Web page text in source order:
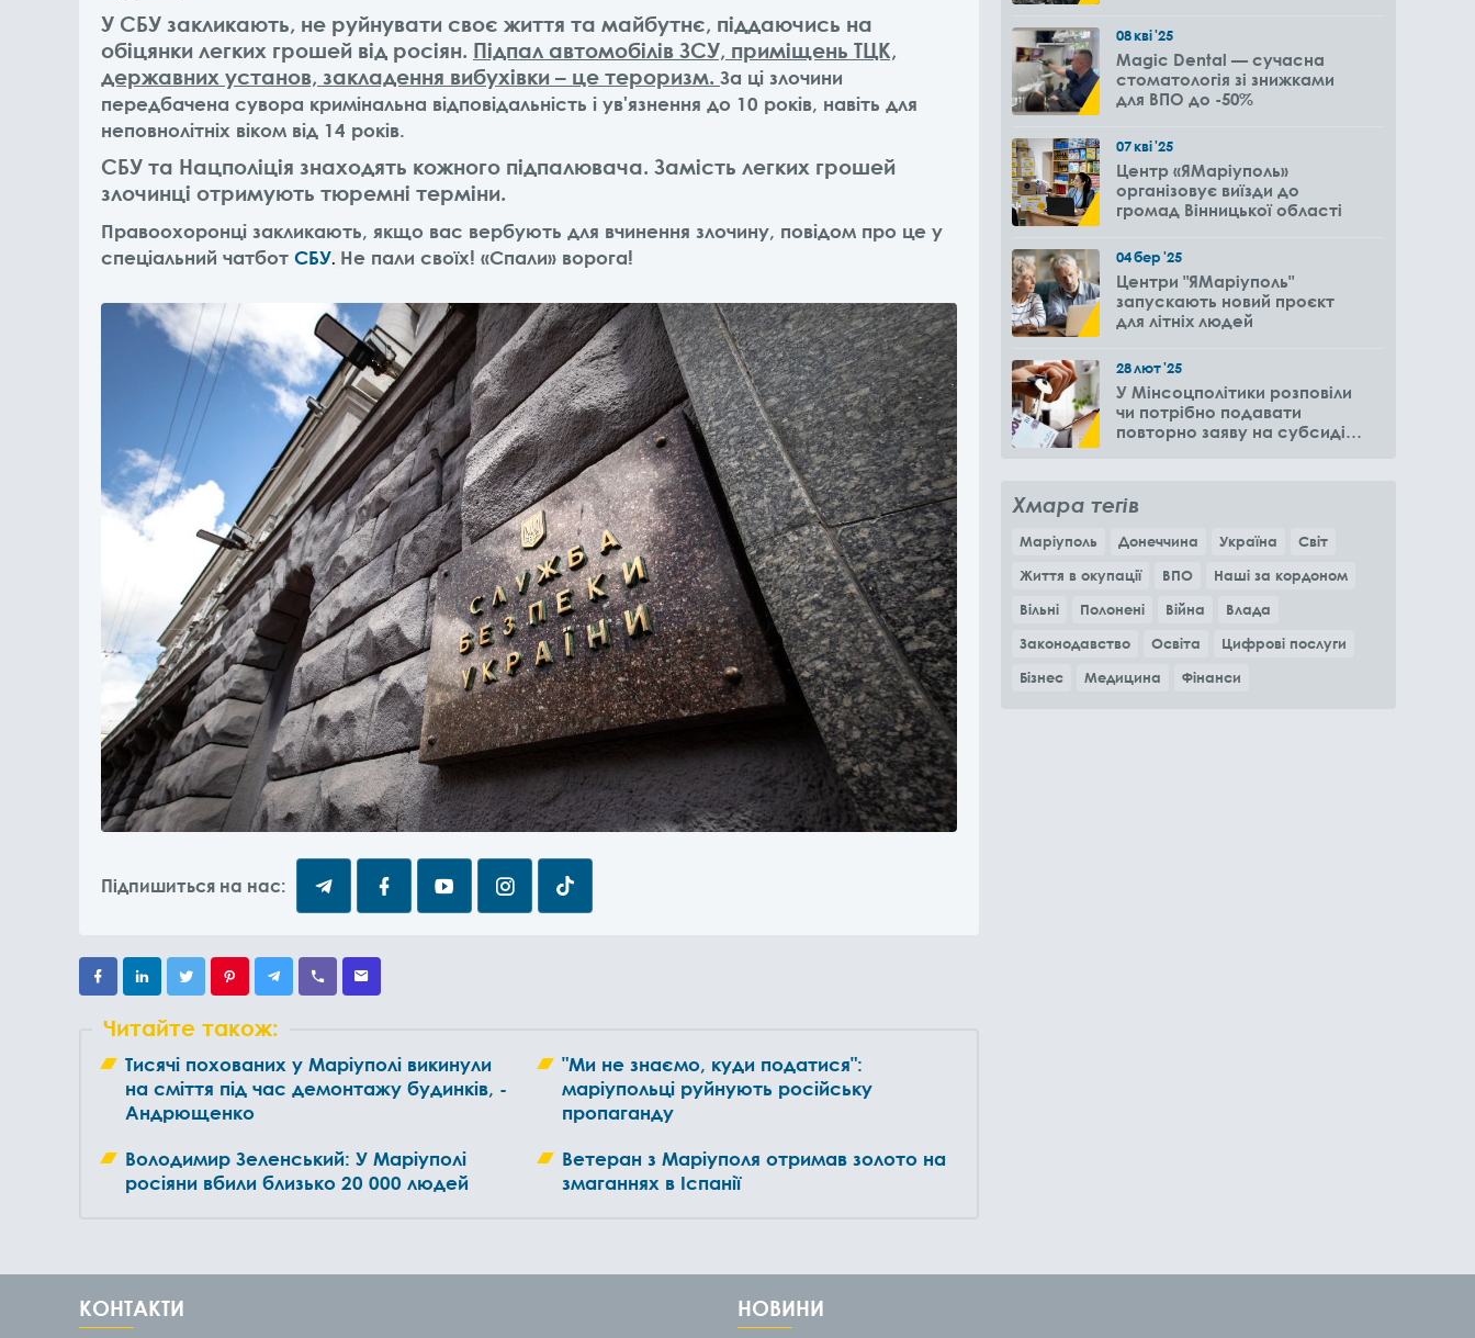
У СБУ закликають, не руйнувати своє життя та майбутнє, піддаючись на
обіцянки легких грошей від росіян. Підпал автомобілів ЗСУ, приміщень ТЦК,
державних установ, закладення вибухівки – це тероризм. За ці злочини
передбачена сувора кримінальна відповідальність і ув'язнення до 10 років, навіть для
неповнолітніх віком від 14 років.
СБУ та Нацполіція знаходять кожного підпалювача. Замість легких грошей
злочинці отримують тюремні терміни.
Правоохоронці закликають, якщо вас вербують для вчинення злочину, повідом про це у
спеціальний чатбот СБУ. Не пали своїх! «Спали» ворога!
Підпишиться на нас:
Читайте також:
Тисячі похованих у Маріуполі викинули
на сміття під час демонтажу будинків, -
Андрющенко
"Ми не знаємо, куди податися":
маріупольці руйнують російську
пропаганду
Володимир Зеленський: У Маріуполі
росіяни вбили близько 20 000 людей
Ветеран з Маріуполя отримав золото на
змаганнях в Іспанії
08кві'25
Magic Dental — сучасна
стоматологія зі знижками
для ВПО до -50%
07кві'25
Центр «ЯМаріуполь»
організовує виїзди до
громад Вінницької області
04бер'25
Центри "ЯМаріуполь"
запускають новий проєкт
для літніх людей
28лют'25
У Мінсоцполітики розповіли
чи потрібно подавати
повторно заяву на субсидію
Хмара тегів
Маріуполь Донеччина Україна
Світ
Життя в окупації
ВПО
Наші за кордоном
Вільні
Полонені Війна
Влада
Законодавство
Освіта
Цифрові послуги
Бізнес
Медицина Фінанси
КОНТАКТИ НОВИНИ